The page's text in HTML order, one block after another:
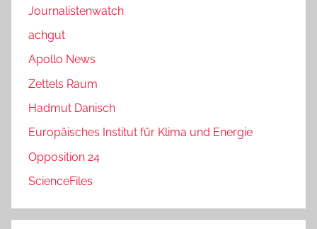
Journalistenwatch
achgut
Apollo News
Zettels Raum
Hadmut Danisch
Europäisches Institut für Klima und Energie
Opposition 24
ScienceFiles